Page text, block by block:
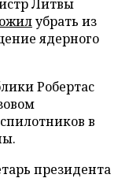
Литвы
убрать из
ядерного
Робертас
в
президента